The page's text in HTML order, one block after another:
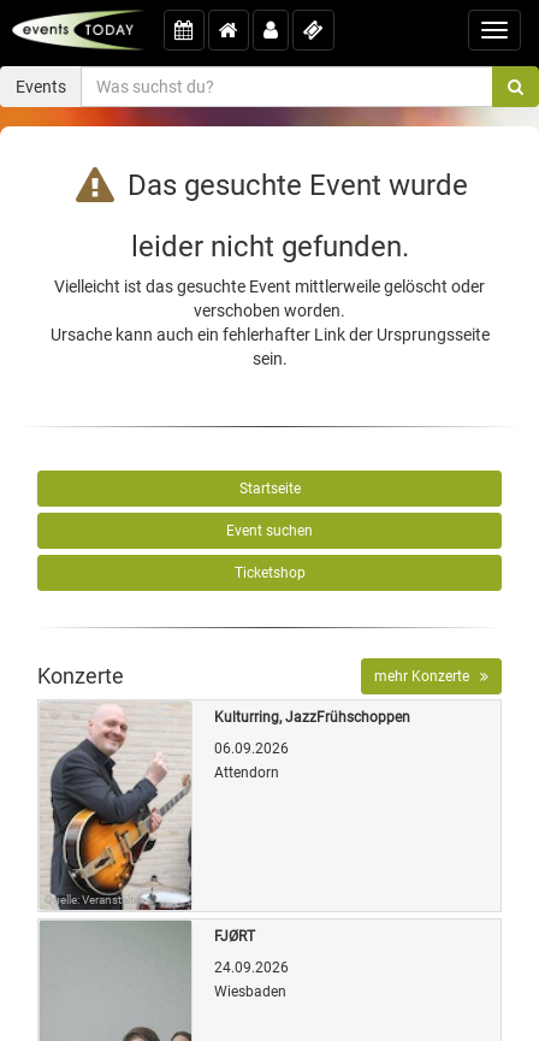
Events
Das gesuchte Event wurde
leider nicht gefunden.
Vielleicht ist das gesuchte Event mittlerweile gelöscht oder
verschoben worden.
Ursache kann auch ein fehlerhafter Link der Ursprungsseite
sein.
Startseite
Event suchen
Ticketshop
Konzerte mehr Konzerte
Quelle: Veranstalter
Kulturring, JazzFrühschoppen
06.09.2026
Attendorn
FJØRT
24.09.2026
Wiesbaden